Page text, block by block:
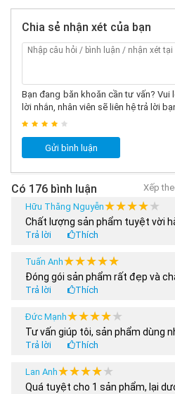
Email DVKH
Khóa học sân trượt patin:
tại Hà Nội
Sân trượt Patin Centosy
tại TP. Hồ Chí Minh
Cửa hàng - Đại lý/ Nhượng
quyền:Xem chi tiết
Phản ánh dịch vụ
Sàn TMĐT
THAM KHẢO THÊM:
Các mẫuVán Trượt Centosy
Các mẫu
V án Trượt Cougar
Các sản phẩmPhụ kiện
Chia sẻ nhận xét của bạn
Bạn đang băn khoăn cần tư vấn?
lời nhắn, nhân viên sẽ liên hệ trả lời
Gửi bình luận
Có 176 bình luận Xếp
Hữu Thăng Nguyễn★★★★★
★★★★★
Chất lượng sản phẩm tuyệt vời
Trả lời Thích
Tuấn Anh★★★★★
★★★★★
Đóng gói sản phẩm rất đẹp và
Trả lời Thích
Đức Mạnh★★★★★
★★★★★
Tư vấn giúp tôi, sản phẩm dùng
Trả lời Thích
Lan Anh★★★★★
★★★★★
Quá tuyệt cho 1 sản phẩm, lại